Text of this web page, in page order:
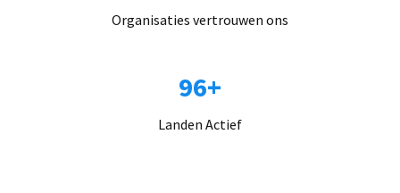
Organisaties vertrouwen ons
96+
Landen Actief